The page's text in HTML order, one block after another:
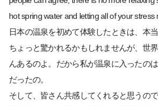
hot spring water and letting all of your stress
日本の温泉を初めて体験したときは、本
ちょっと驚かれるかもしれませんが、世
んあるのよ。だから私が温泉に入ったの
だったの。
そして、皆さん共感してくれると思うの